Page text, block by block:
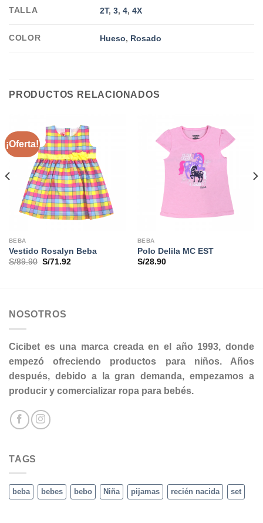
TALLA 2T,3,4,4X
COLOR Hueso, Rosado
PRODUCTOS RELACIONADOS
¡Oferta!
BEBA
Vestido Rosalyn Beba
S/89.90 El
S/71.92El
BEBA
Polo Delila MC EST
S/28.90
NOSOTROS
Cicibet es una marca creada en el año 1993, donde
empezó ofreciendo productos para niños. Años
después, debido a la gran demanda, empezamos a
producir y comercializar ropa para bebés.
TAGS
beba bebes bebo Niña pijamas recién nacida set